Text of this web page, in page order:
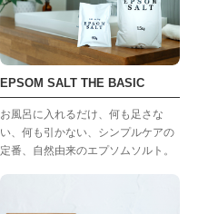
EPSOM SALT THE BASIC
お風呂に入れるだけ、何も足さな
い、何も引かない、シンプルケアの
定番、自然由来のエプソムソルト。